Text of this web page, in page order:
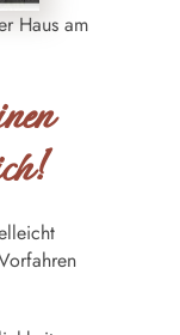
Haus am